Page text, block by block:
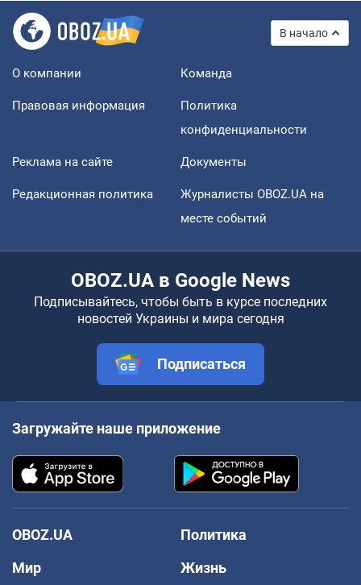
В начало
О компании Команда
Правовая информация
Политика
конфиденциальности
Реклама на сайте Документы
Редакционная политика
Журналисты OBOZ.UA на
месте событий
OBOZ.UA в Google News
Подписывайтесь, чтобы быть в курсе последних
новостей Украины и мира сегодня
Подписаться
Загружайте наше приложение
OBOZ.UA
Политика
Мир
Жизнь